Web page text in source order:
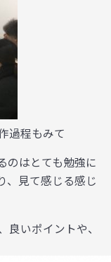
過程もみて
のはとても勉強に
、見て感じる感じ
いポイントや、